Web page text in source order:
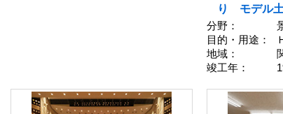
り モデル
分野：
目的・用途：
地域：
竣工年：